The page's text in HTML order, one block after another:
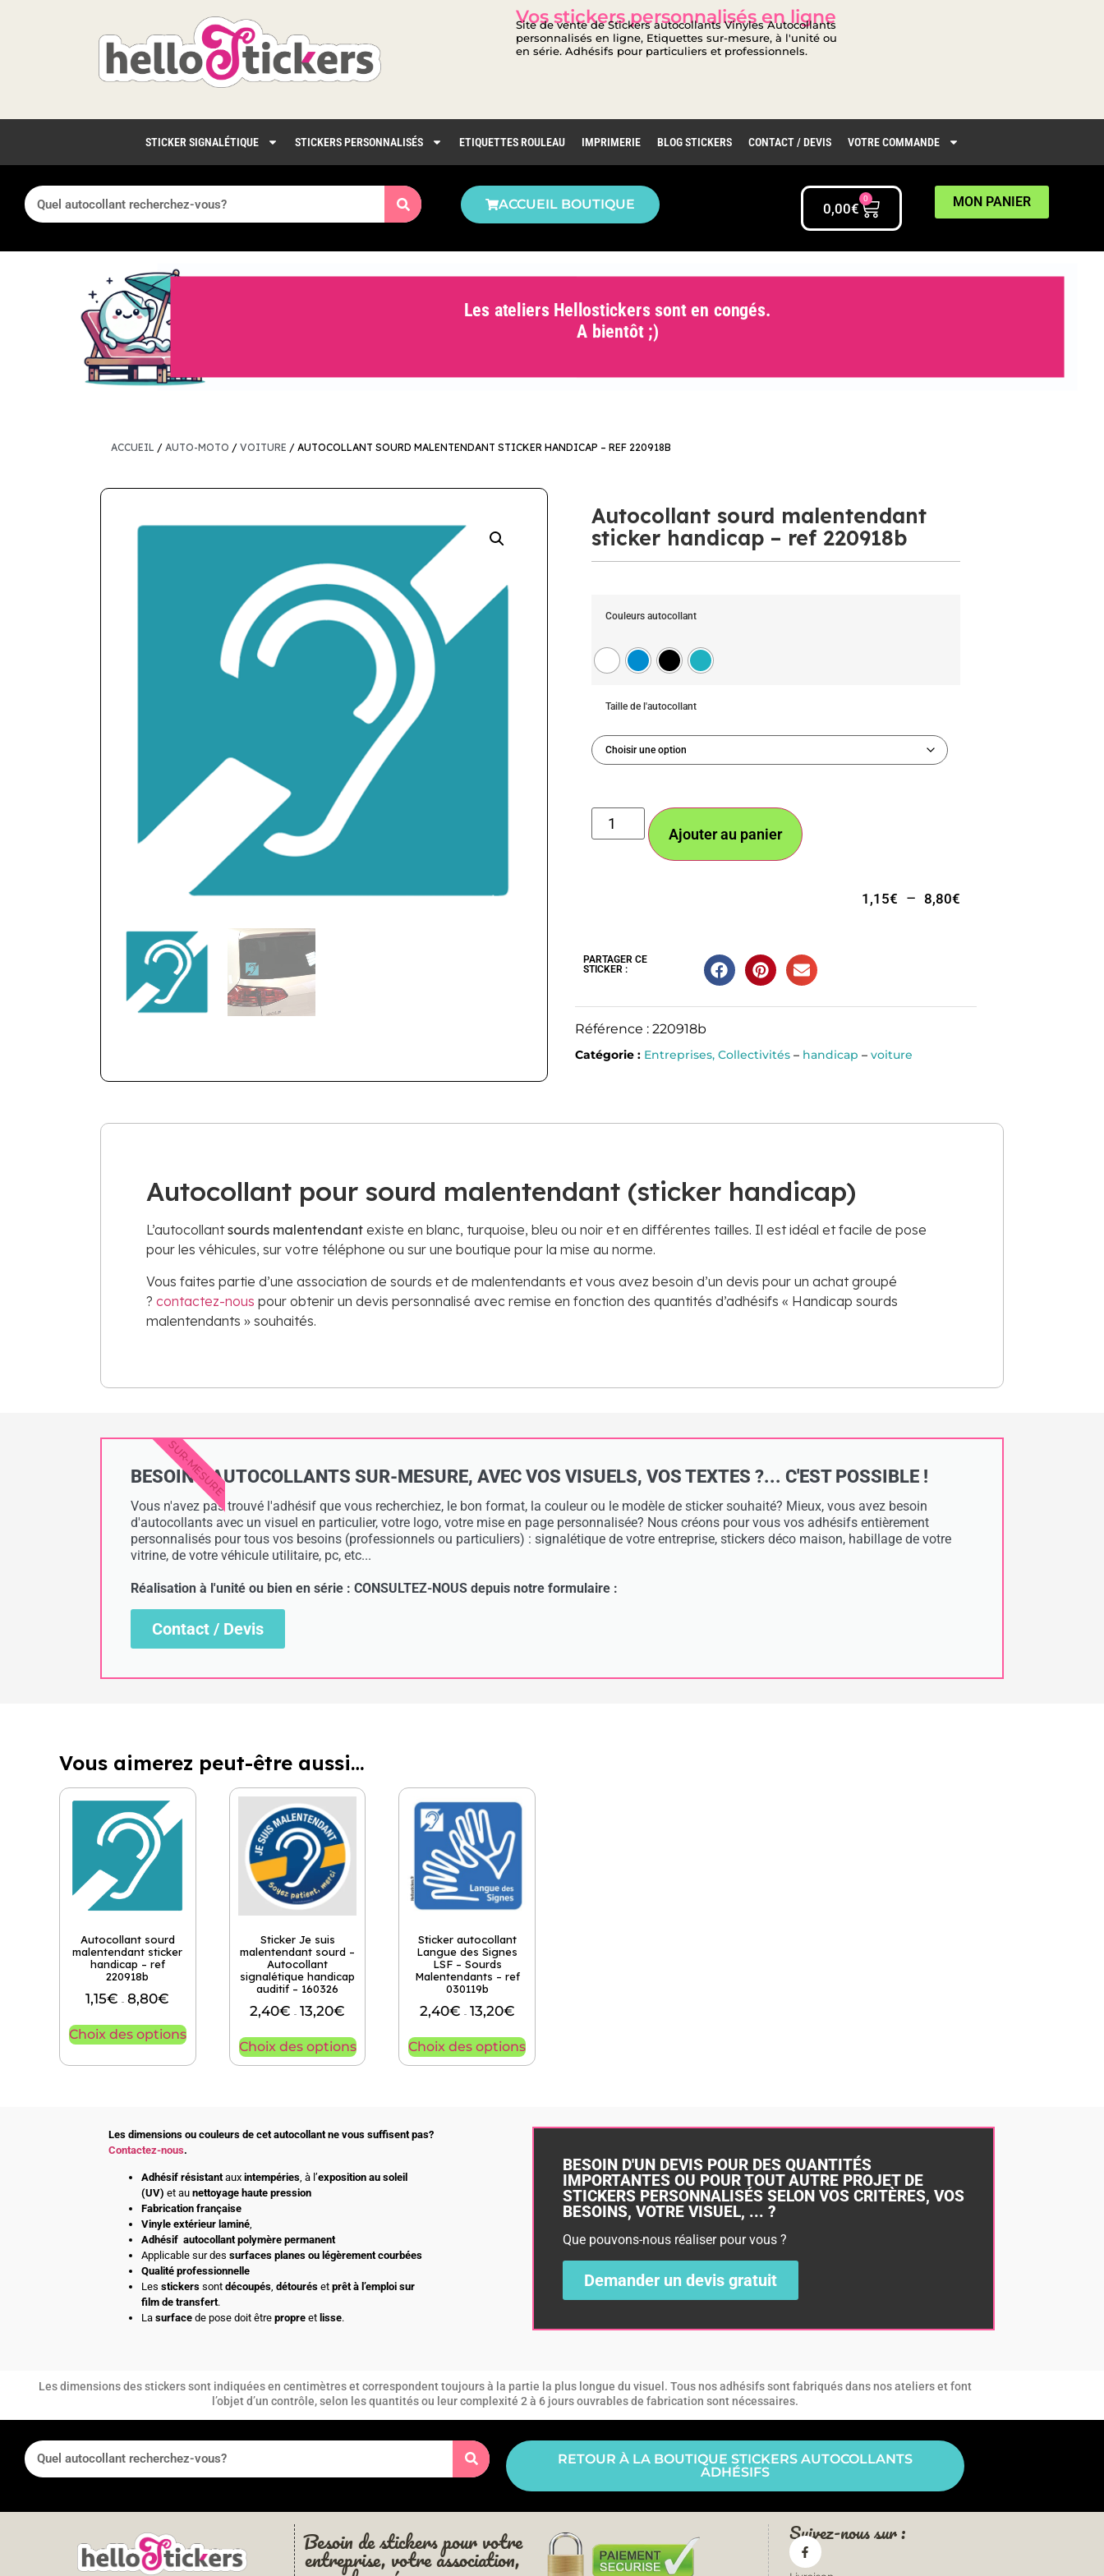
Vos stickers personnalisés en ligne
Site de vente de Stickers autocollants Vinyles Autocollants
personnalisés en ligne, Etiquettes sur-mesure, à l'unité ou
en série. Adhésifs pour particuliers et professionnels.
STICKER SIGNALÉTIQUE STICKERS PERSONNALISÉS ETIQUETTES ROULEAU IMPRIMERIE BLOG STICKERS CONTACT / DEVIS VOTRE COMMANDE
ACCUEIL BOUTIQUE 0,00€
0 MON PANIER
Les ateliers Hellostickers sont en congés.
A bientôt ;)
ACCUEIL /AUTO-MOTO /VOITURE / AUTOCOLLANT SOURD MALENTENDANT STICKER HANDICAP – REF 220918B
Autocollant sourd malentendant
sticker handicap – ref 220918b
Couleurs autocollant
Taille de l'autocollant
Ajouter au panier
1,15€ – 8,80€
PARTAGER CE
STICKER :
Référence : 220918b
Catégorie : Entreprises, Collectivités– handicap – voiture
Autocollant pour sourd malentendant (sticker handicap)
L’autocollantsourds malentendant existe en blanc, turquoise, bleu ou noir et en différentes tailles. Il est idéal et facile de pose
pour les véhicules, sur votre téléphone ou sur une boutique pour la mise au norme.
Vous faites partie d’une association de sourds et de malentendants et vous avez besoin d’un devis pour un achat groupé
? contactez-nous pour obtenir un devis personnalisé avec remise en fonction des quantités d’adhésifs « Handicap sourds
malentendants » souhaités.
BESOIN D'AUTOCOLLANTS SUR-MESURE, AVEC VOS VISUELS, VOS TEXTES ?... C'EST POSSIBLE !
Vous n'avez pas trouvé l'adhésif que vous recherchiez, le bon format, la couleur ou le modèle de sticker souhaité? Mieux, vous avez besoin
d'autocollants avec un visuel en particulier, votre logo, votre mise en page personnalisée? Nous créons pour vous vos adhésifs entièrement
personnalisés pour tous vos besoins (professionnels ou particuliers) : signalétique de votre entreprise, stickers déco maison, habillage de votre
vitrine, de votre véhicule utilitaire, pc, etc...
Réalisation à l'unité ou bien en série : CONSULTEZ-NOUS depuis notre formulaire :
Contact / Devis
SUR-MESURE
Vous aimerez peut-être aussi…
Autocollant sourd
malentendant sticker
handicap – ref
220918b
1,15€ – 8,80€
Choix des options
Sticker Je suis
malentendant sourd –
Autocollant
signalétique handicap
auditif – 160326
2,40€ – 13,20€
Choix des options
Sticker autocollant
Langue des Signes
LSF – Sourds
Malentendants – ref
030119b
2,40€ – 13,20€
Choix des options
Les dimensions ou couleurs de cet autocollant ne vous suffisent pas?
Contactez-nous.
Adhésif résistantaux intempéries, à l’exposition au soleil
(UV) et au nettoyage haute pression
Fabrication française
Vinyle extérieur laminé,
Adhésif autocollant polymère permanent
Applicable sur des surfaces planes ou légèrement courbées
Qualité professionnelle
Les stickers sont découpés, détourés et prêt à l’emploi sur
film de transfert.
La surface de pose doit être propre et lisse.
BESOIN D'UN DEVIS POUR DES QUANTITÉS
IMPORTANTES OU POUR TOUT AUTRE PROJET DE
STICKERS PERSONNALISÉS SELON VOS CRITÈRES, VOS
BESOINS, VOTRE VISUEL, ... ?
Que pouvons-nous réaliser pour vous ?
Demander un devis gratuit
Les dimensions des stickers sont indiquées en centimètres et correspondent toujours à la partie la plus longue du visuel. Tous nos adhésifs sont fabriqués dans nos ateliers et font
l’objet d’un contrôle, selon les quantités ou leur complexité 2 à 6 jours ouvrables de fabrication sont nécessaires.
RETOUR À LA BOUTIQUE STICKERS AUTOCOLLANTS
ADHÉSIFS
Besoin de stickers pour votre
entreprise, votre association,
Suivez-nous sur :